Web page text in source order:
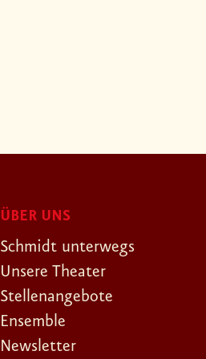
ÜBER UNS
Schmidt unterwegs
Unsere Theater
Stellenangebote
Ensemble
Newsletter